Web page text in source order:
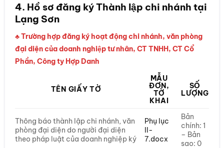
4. Hồ sơ đăng ký Thành lập chi nhánh tại
Lạng Sơn
♣ Trường hợp đăng ký hoạt động chi nhánh, văn phòng
đại diện của doanh nghiệp tư nhân, CT TNHH, CT Cổ
Phần, Công ty Hợp Danh
TÊN GIẤY TỜ
MẪU
ĐƠN,
TỜ
KHAI
SỐ
LƯỢNG
Thông báo thành lập chi nhánh, văn
phòng đại diện do người đại diện
theo pháp luật của doanh nghiệp ký
Phụ lục
II-
7.docx
Bản
chính: 1
– Bản
sao: 0